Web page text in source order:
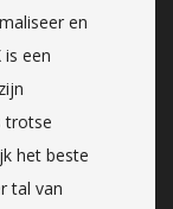
en
is een
trotse
het beste
tal van